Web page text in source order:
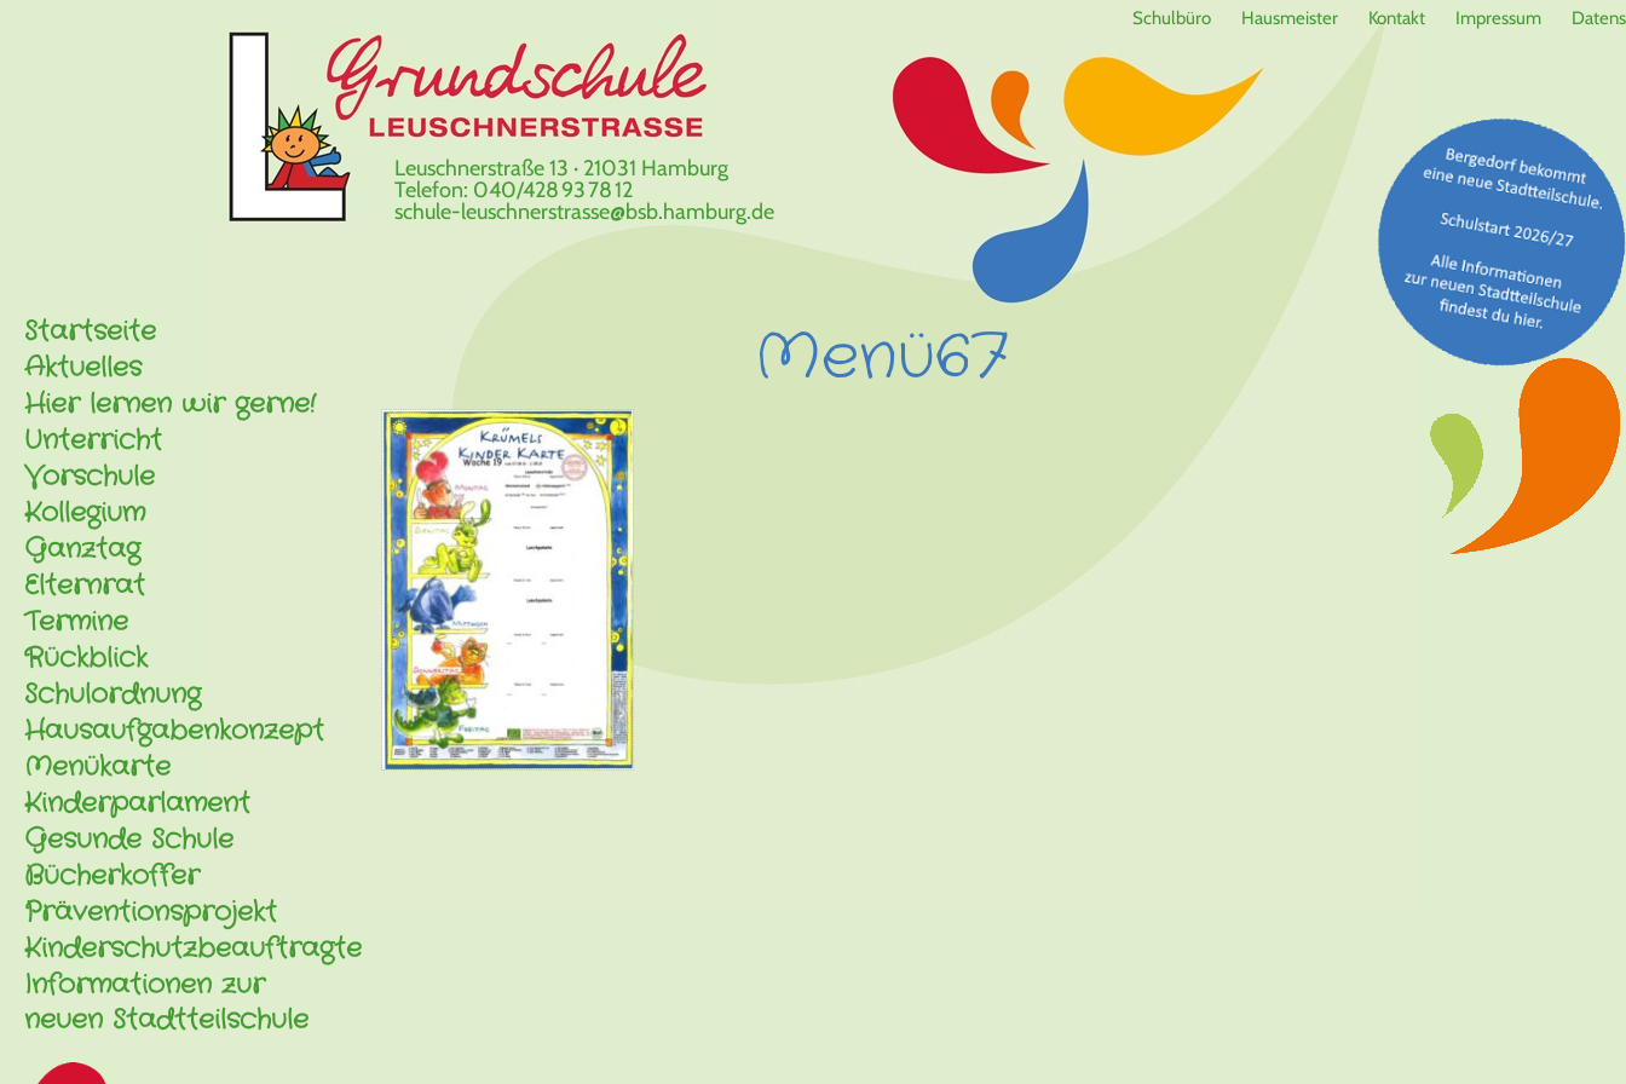
Schulbüro Hausmeister Kontakt Impressum
Leuschnerstraße 13 · 21031 Hamburg
Telefon: 040/428 93 78 12
schule-leuschnerstrasse@bsb.hamburg.de
Startseite
Aktuelles
Hier lernen wir gerne!
Unterricht
Vorschule
Kollegium
Ganztag
Elternrat
Termine
Rückblick
Schulordnung
Hausaufgabenkonzept
Menükarte
Kinderparlament
Gesunde Schule
Bücherkoffer
Präventionsprojekt
Kinderschutzbeauftragte
Informationen zur
neuen Stadtteilschule
Menü67